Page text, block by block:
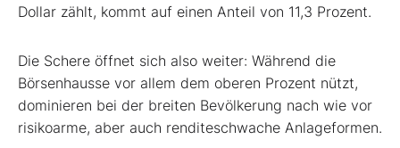
Dollar zählt, kommt auf einen Anteil von 11,3 Prozent.
Die Schere öffnet sich also weiter: Während die
Börsenhausse vor allem dem oberen Prozent nützt,
dominieren bei der breiten Bevölkerung nach wie vor
risikoarme, aber auch renditeschwache Anlageformen.